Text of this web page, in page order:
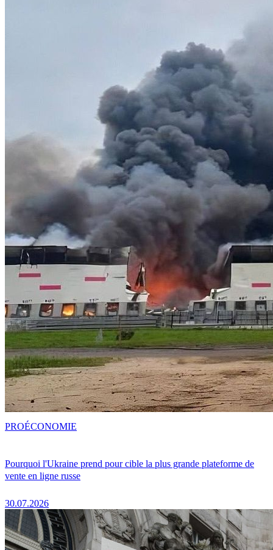
Pourquoi l'Ukraine prend pour cible la plus grande plateforme de
vente en ligne russe
30.07.2026
PROÉCONOMIE